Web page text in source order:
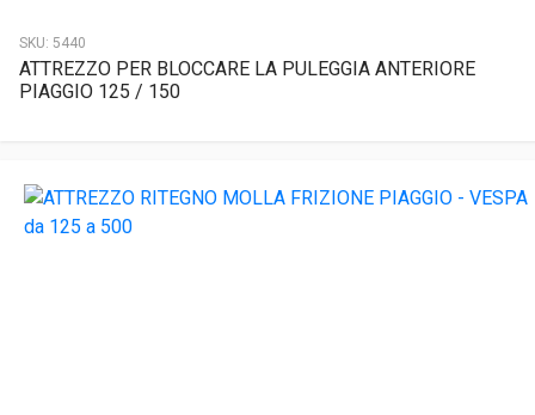
SKU: 5440
ATTREZZO PER BLOCCARE LA PULEGGIA ANTERIORE
PIAGGIO 125 / 150